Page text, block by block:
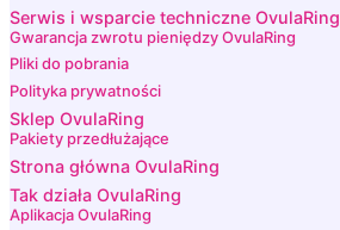
Serwis i wsparcie techniczne OvulaRing
Gwarancja zwrotu pieniędzy OvulaRing
Pliki do pobrania
Polityka prywatności
Sklep OvulaRing
Pakiety przedłużające
Strona główna OvulaRing
Tak działa OvulaRing
Aplikacja OvulaRing